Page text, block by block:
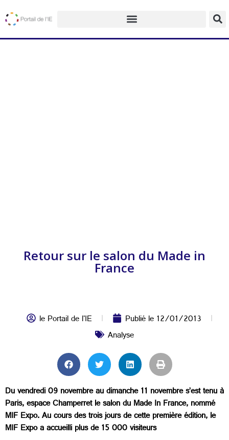
Retour sur le salon du Made in
France
le Portail de l'IE Publié le12/01/2013
Analyse
Du vendredi 09 novembre au dimanche 11 novembre s’est tenu à
Paris, espace Champerret le salon du Made In France, nommé
MIF Expo. Au cours des trois jours de cette première édition, le
MIF Expo a accueilli plus de 15 000 visiteurs